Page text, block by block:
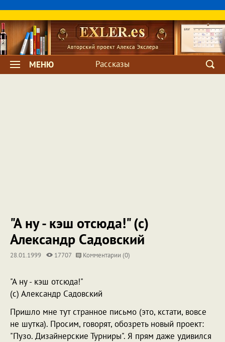
МЕНЮ Рассказы
"А ну - кэш отсюда!" (с)
Александр Садовский
28.01.1999 17707 Комментарии (0)
"А ну - кэш отсюда!"
(с) Александр Садовский
Пришло мне тут странное письмо (это, кстати, вовсе
не шутка). Просим, говорят, обозреть новый проект:
"Пузо. Дизайнерские Турниры". Я прям даже удивился